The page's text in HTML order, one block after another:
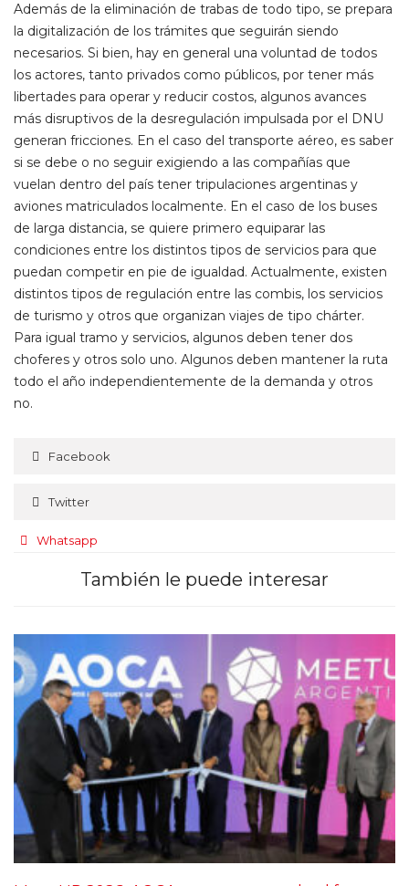
Además de la eliminación de trabas de todo tipo, se prepara
la digitalización de los trámites que seguirán siendo
necesarios. Si bien, hay en general una voluntad de todos
los actores, tanto privados como públicos, por tener más
libertades para operar y reducir costos, algunos avances
más disruptivos de la desregulación impulsada por el DNU
generan fricciones. En el caso del transporte aéreo, es saber
si se debe o no seguir exigiendo a las compañías que
vuelan dentro del país tener tripulaciones argentinas y
aviones matriculados localmente. En el caso de los buses
de larga distancia, se quiere primero equiparar las
condiciones entre los distintos tipos de servicios para que
puedan competir en pie de igualdad. Actualmente, existen
distintos tipos de regulación entre las combis, los servicios
de turismo y otros que organizan viajes de tipo chárter.
Para igual tramo y servicios, algunos deben tener dos
choferes y otros solo uno. Algunos deben mantener la ruta
todo el año independientemente de la demanda y otros
no.
Facebook
Twitter
Whatsapp
También le puede interesar